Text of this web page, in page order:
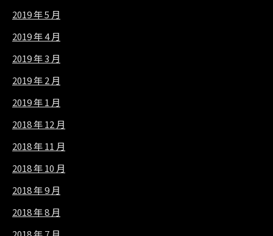
2019 年 5 月
2019 年 4 月
2019 年 3 月
2019 年 2 月
2019 年 1 月
2018 年 12 月
2018 年 11 月
2018 年 10 月
2018 年 9 月
2018 年 8 月